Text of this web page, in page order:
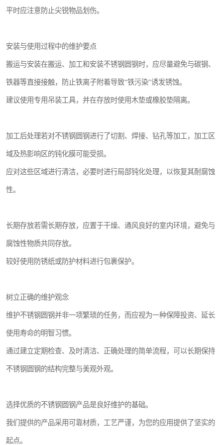
平时应注意防止尖锐物品划伤。
安装与使用过程中的维护要点
搬运与安装在搬运、加工和安装不锈钢圆钢时，应尽量避免与碳钢、
铁器等直接接触，防止铁离子附着导致“铁污染”诱发锈蚀。
建议使用专用吊装工具，并在存放时使用木垫或橡胶垫隔离。
加工后处理若对不锈钢圆钢进行了切割、焊接、钻孔等加工，加工区
域及热影响区的钝化膜可能受损。
应对这些区域进行清洁，必要时进行局部钝化处理，以恢复其耐腐蚀
性。
长期存放若需长期存放，应置于干燥、通风良好的室内环境，避免与
腐蚀性物质共同存放。
较好使用防锈纸或防护材料进行包裹保护。
树立正确的维护观念
维护不锈钢圆钢并非一项繁琐的任务，而应视为一种保障投资、延长
使用寿命的明智习惯。
通过建立定期检查、及时清洁、正确处理的简单流程，可以长期保持
不锈钢圆钢的结构完整与美观外观。
选择优质的不锈钢圆钢产品是良好维护的基础。
我们提供的产品采用可靠材质，工艺严谨，为您的应用提供了坚实的
起点。